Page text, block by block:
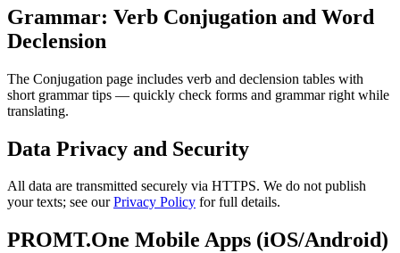
Grammar: Verb Conjugation and Word
Declension
The Conjugation page includes verb and declension tables with
short grammar tips — quickly check forms and grammar right while
translating.
Data Privacy and Security
All data are transmitted securely via HTTPS. We do not publish
your texts; see ourPrivacy Policy for full details.
PROMT.One Mobile Apps (iOS/Android)